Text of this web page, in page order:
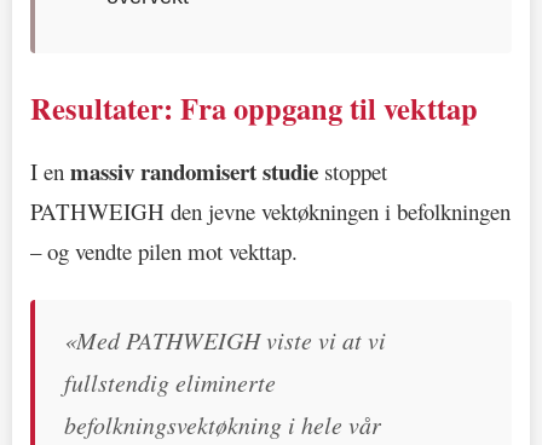
Resultater: Fra oppgang til vekttap
I en massiv randomisert studie stoppet
PATHWEIGH den jevne vektøkningen i befolkningen
– og vendte pilen mot vekttap.
«Med PATHWEIGH viste vi at vi
fullstendig eliminerte
befolkningsvektøkning i hele vår